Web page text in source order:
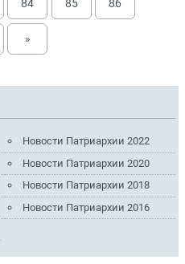
84 85 86
»
Новости Патриархии 2022
Новости Патриархии 2020
Новости Патриархии 2018
Новости Патриархии 2016